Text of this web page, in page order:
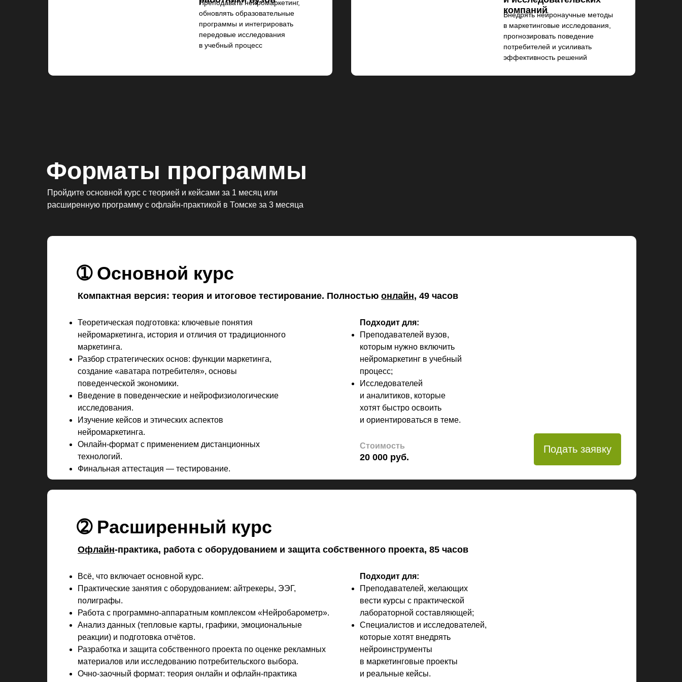
компаний
Внедрять нейронаучные методы
в маркетинговые исследования,
прогнозировать поведение
потребителей и усиливать
эффективность решений
Преподавать нейромаркетинг,
обновлять образовательные
программы и интегрировать
передовые исследования
в учебный процесс
Форматы программы
Пройдите основной курс с теорией и кейсами за 1 месяц или
расширенную программу с офлайн-практикой в Томске за 3 месяца
Подать заявку
➀ Основной курс
Компактная версия: теория и итоговое тестирование. Полностью онлайн, 49 часов
20 000 руб.
Преподавателей вузов,
которым нужно включить
нейромаркетинг в учебный
процесс;
Исследователей
и аналитиков, которые
хотят быстро освоить
и ориентироваться в теме.
Подходит для:
Теоретическая подготовка: ключевые понятия
нейромаркетинга, история и отличия от традиционного
маркетинга.
Разбор стратегических основ: функции маркетинга,
создание «аватара потребителя», основы
поведенческой экономики.
Введение в поведенческие и нейрофизиологические
исследования.
Изучение кейсов и этических аспектов
нейромаркетинга.
Онлайн-формат с применением дистанционных
технологий.
Финальная аттестация — тестирование.
Стоимость
➁ Расширенный курс
Офлайн-практика, работа с оборудованием и защита собственного проекта, 85 часов
Преподавателей, желающих
вести курсы с практической
лабораторной составляющей;
Специалистов и исследователей,
которые хотят внедрять
нейроинструменты
в маркетинговые проекты
и реальные кейсы.
Подходит для:
Всё, что включает основной курс.
Практические занятия с оборудованием: айтрекеры, ЭЭГ,
полиграфы.
Работа с программно-аппаратным комплексом «Нейробарометр».
Анализ данных (тепловые карты, графики, эмоциональные
реакции) и подготовка отчётов.
Разработка и защита собственного проекта по оценке рекламных
материалов или исследованию потребительского выбора.
Очно-заочный формат: теория онлайн и офлайн-практика